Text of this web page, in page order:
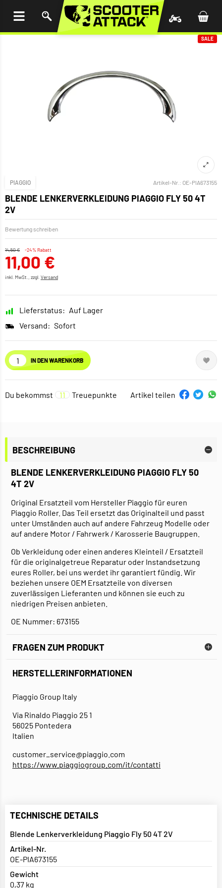
SALE
PIAGGIO Artikel-Nr.: OE-PIA673155
BLENDE LENKERVERKLEIDUNG PIAGGIO FLY 50 4T
2V
Bewertung schreiben
14,50 € -24% Rabatt
11,00 €
inkl. MwSt., zzgl. Versand
Lieferstatus: Auf Lager
Versand: Sofort
IN DEN WARENKORB
Du bekommst 11 Treuepunkte Artikel teilen
BESCHREIBUNG
BLENDE LENKERVERKLEIDUNG PIAGGIO FLY 50
4T 2V
Original Ersatzteil vom Hersteller Piaggio für euren
Piaggio Roller. Das Teil ersetzt das Originalteil und passt
unter Umständen auch auf andere Fahrzeug Modelle oder
auf andere Motor / Fahrwerk / Karosserie Baugruppen.
Ob Verkleidung oder einen anderes Kleinteil / Ersatzteil
für die originalgetreue Reparatur oder Instandsetzung
eures Roller, bei uns werdet ihr garantiert fündig. Wir
beziehen unsere OEM Ersatzteile von diversen
zuverlässigen Lieferanten und können sie euch zu
niedrigen Preisen anbieten.
OE Nummer: 673155
FRAGEN ZUM PRODUKT
HERSTELLERINFORMATIONEN
Piaggio Group Italy
Via Rinaldo Piaggio 25 1
56025 Pontedera
Italien
customer_service@piaggio.com
https://www.piaggiogroup.com/it/contatti
TECHNISCHE DETAILS
Blende Lenkerverkleidung Piaggio Fly 50 4T 2V
Artikel-Nr.
OE-PIA673155
Gewicht
0,37 kg